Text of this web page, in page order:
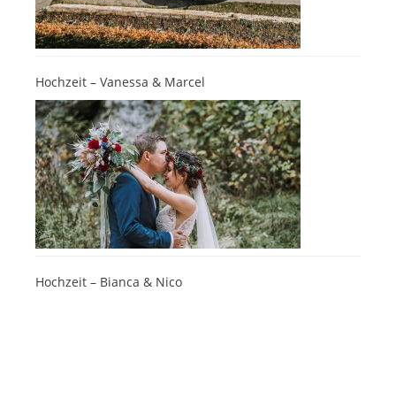
Hochzeit – Vanessa & Marcel
Hochzeit – Bianca & Nico